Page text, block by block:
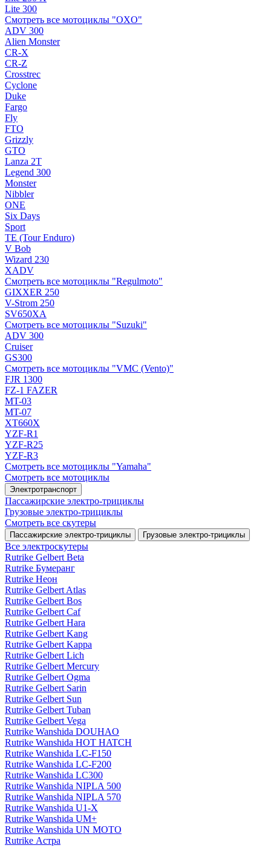
Lite 300
Смотреть все мотоциклы "OXO"
ADV 300
Alien Monster
CR-X
CR-Z
Crosstrec
Cyclone
Duke
Fargo
Fly
FTO
Grizzly
GTO
Lanza 2T
Legend 300
Monster
Nibbler
ONE
Six Days
Sport
TE (Tour Enduro)
V Bob
Wizard 230
XADV
Смотреть все мотоциклы "Regulmoto"
GIXXER 250
V-Strom 250
SV650XA
Смотреть все мотоциклы "Suzuki"
ADV 300
Cruiser
GS300
Смотреть все мотоциклы "VMC (Vento)"
FJR 1300
FZ-1 FAZER
MT-03
MT-07
XT660X
YZF-R1
YZF-R25
YZF-R3
Смотреть все мотоциклы "Yamaha"
Смотреть все мотоциклы
Электротранспорт
Пассажирские электро‑трициклы
Грузовые электро‑трициклы
Смотреть все скутеры
Пассажирские электро‑трициклы Грузовые электро‑трициклы
Все электро­скутеры
Rutrike Gelbert Beta
Rutrike Бумеранг
Rutrike Неон
Rutrike Gelbert Atlas
Rutrike Gelbert Bos
Rutrike Gelbert Caf
Rutrike Gelbert Hara
Rutrike Gelbert Kang
Rutrike Gelbert Kappa
Rutrike Gelbert Lich
Rutrike Gelbert Mercury
Rutrike Gelbert Ogma
Rutrike Gelbert Sarin
Rutrike Gelbert Sun
Rutrike Gelbert Tuban
Rutrike Gelbert Vega
Rutrike Wanshida DOUHAO
Rutrike Wanshida HOT HATCH
Rutrike Wanshida LC-F150
Rutrike Wanshida LC-F200
Rutrike Wanshida LC300
Rutrike Wanshida NIPLA 500
Rutrike Wanshida NIPLA 570
Rutrike Wanshida U1-X
Rutrike Wanshida UM+
Rutrike Wanshida UN MOTO
Rutrike Астра